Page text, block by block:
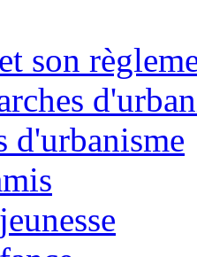
son
d'urbanisme